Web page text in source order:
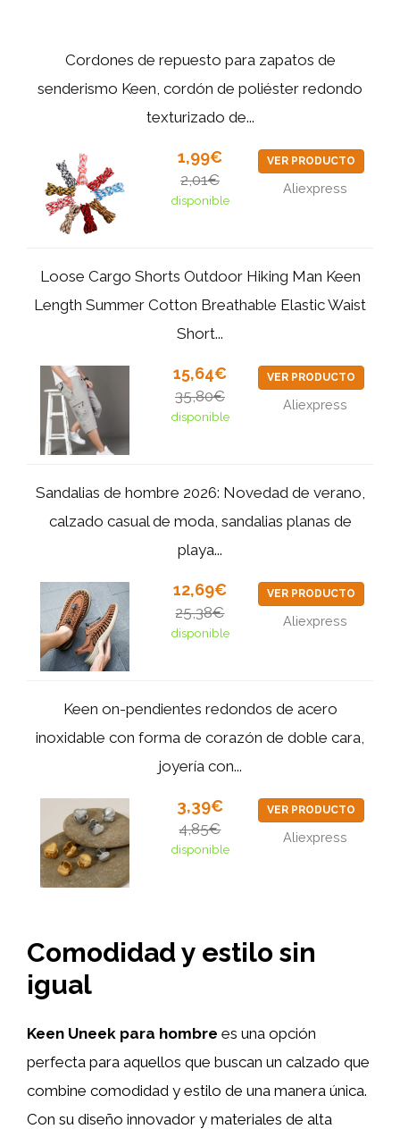
Cordones de repuesto para zapatos de
senderismo Keen, cordón de poliéster redondo
texturizado de...
1,99€
2,01€
disponible
VER PRODUCTO
Aliexpress
Loose Cargo Shorts Outdoor Hiking Man Keen
Length Summer Cotton Breathable Elastic Waist
Short...
15,64€
35,80€
disponible
VER PRODUCTO
Aliexpress
Sandalias de hombre 2026: Novedad de verano,
calzado casual de moda, sandalias planas de
playa...
12,69€
25,38€
disponible
VER PRODUCTO
Aliexpress
Keen on-pendientes redondos de acero
inoxidable con forma de corazón de doble cara,
joyería con...
3,39€
4,85€
disponible
VER PRODUCTO
Aliexpress
Comodidad y estilo sin
igual
Keen Uneek para hombre es una opción
perfecta para aquellos que buscan un calzado que
combine comodidad y estilo de una manera única.
Con su diseño innovador y materiales de alta